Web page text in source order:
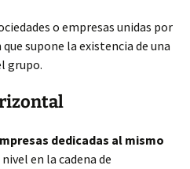
o empresas unidas por
supone la existencia de una
grupo.
dedicadas al mismo
en la cadena de